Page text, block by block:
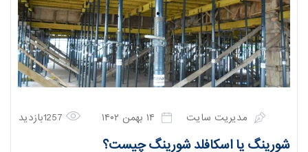
مدیریت سایت ۱۴ بهمن ۱۴۰۲
شورینگ یا اسکافلد شورینگ چیست؟